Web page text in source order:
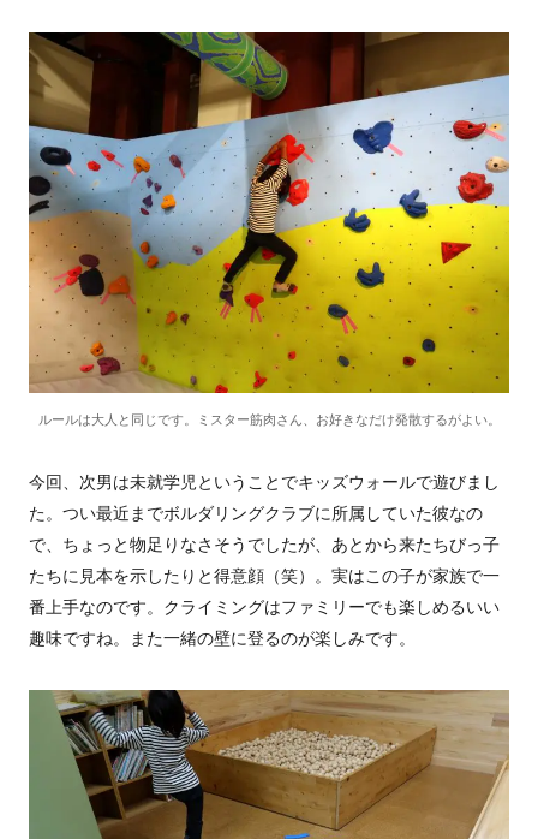
ルールは大人と同じです。ミスター筋肉さん、お好きなだけ発散するがよい。
今回、次男は未就学児ということでキッズウォールで遊びまし
た。つい最近までボルダリングクラブに所属していた彼なの
で、ちょっと物足りなさそうでしたが、あとから来たちびっ子
たちに見本を示したりと得意顔（笑）。実はこの子が家族で一
番上手なのです。クライミングはファミリーでも楽しめるいい
趣味ですね。また一緒の壁に登るのが楽しみです。